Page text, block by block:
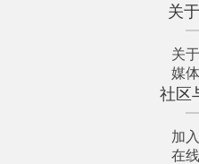
关
关
媒
社区
加
在